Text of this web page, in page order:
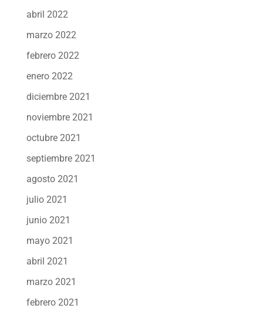
abril 2022
marzo 2022
febrero 2022
enero 2022
diciembre 2021
noviembre 2021
octubre 2021
septiembre 2021
agosto 2021
julio 2021
junio 2021
mayo 2021
abril 2021
marzo 2021
febrero 2021